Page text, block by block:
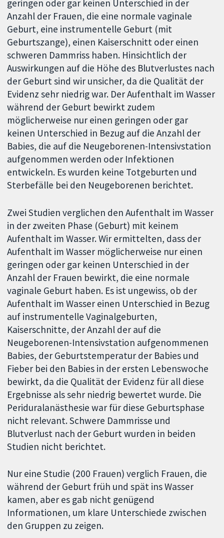
geringen oder gar keinen Unterschied in der
Anzahl der Frauen, die eine normale vaginale
Geburt, eine instrumentelle Geburt (mit
Geburtszange), einen Kaiserschnitt oder einen
schweren Dammriss haben. Hinsichtlich der
Auswirkungen auf die Höhe des Blutverlustes nach
der Geburt sind wir unsicher, da die Qualität der
Evidenz sehr niedrig war. Der Aufenthalt im Wasser
während der Geburt bewirkt zudem
möglicherweise nur einen geringen oder gar
keinen Unterschied in Bezug auf die Anzahl der
Babies, die auf die Neugeborenen-Intensivstation
aufgenommen werden oder Infektionen
entwickeln. Es wurden keine Totgeburten und
Sterbefälle bei den Neugeborenen berichtet.
Zwei Studien verglichen den Aufenthalt im Wasser
in der zweiten Phase (Geburt) mit keinem
Aufenthalt im Wasser. Wir ermittelten, dass der
Aufenthalt im Wasser möglicherweise nur einen
geringen oder gar keinen Unterschied in der
Anzahl der Frauen bewirkt, die eine normale
vaginale Geburt haben. Es ist ungewiss, ob der
Aufenthalt im Wasser einen Unterschied in Bezug
auf instrumentelle Vaginalgeburten,
Kaiserschnitte, der Anzahl der auf die
Neugeborenen-Intensivstation aufgenommenen
Babies, der Geburtstemperatur der Babies und
Fieber bei den Babies in der ersten Lebenswoche
bewirkt, da die Qualität der Evidenz für all diese
Ergebnisse als sehr niedrig bewertet wurde. Die
Periduralanästhesie war für diese Geburtsphase
nicht relevant. Schwere Dammrisse und
Blutverlust nach der Geburt wurden in beiden
Studien nicht berichtet.
Nur eine Studie (200 Frauen) verglich Frauen, die
während der Geburt früh und spät ins Wasser
kamen, aber es gab nicht genügend
Informationen, um klare Unterschiede zwischen
den Gruppen zu zeigen.